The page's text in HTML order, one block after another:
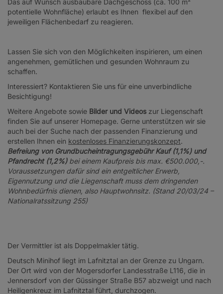
Das auf Wunsch ausbaubare Dachgeschoss (ca. 100 m²
potentielle Wohnfläche) erlaubt es Ihnen flexibel auf den
jeweiligen Flächenbedarf zu reagieren.
Lassen Sie sich von den Möglichkeiten inspirieren, um einen
angenehmen, gemütlichen und gesunden Wohnraum zu
schaffen.
Interessiert? Kontaktieren Sie uns für eine unverbindliche
Besichtigung!
Weitere Angebote sowie Bilder und Videos zur Liegenschaft
finden Sie auf unserer Homepage. Gerne unterstützen wir sie
auch bei der Suche nach der passenden Finanzierung und
erstellen Ihnen ein kostenloses Finanzierungskonzept.
Befreiung von Grundbucheintragungsgebühr Kauf (1,1%) und
Pfandrecht (1,2%)bei einem Kaufpreis bis max. €500.000,-.
Voraussetzungen dafür sind ein entgeltlicher Erwerb,
Eigennutzung und die Liegenschaft muss dem dringenden
Wohnbedürfnis dienen, also Hauptwohnsitz. (Stand 20/03/24 –
Nationalratssitzung 255)
Der Vermittler ist als Doppelmakler tätig.
Deutsch Minihof liegt im Lafnitztal an der Grenze zu Ungarn.
Der Ort wird von der Mogersdorfer Landesstraße L116, die in
Jennersdorf von der Güssinger Straße B57 abzweigt und nach
Heiligenkreuz im Lafnitztal führt, durchzogen.